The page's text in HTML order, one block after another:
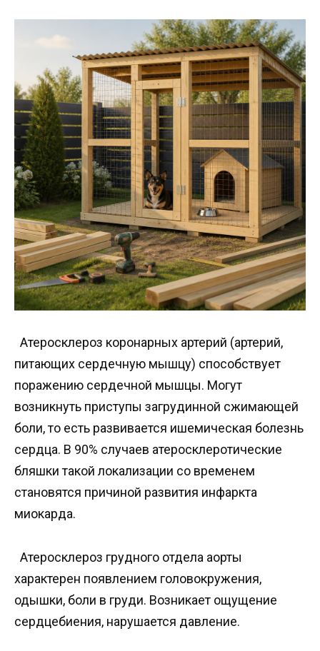
Атеросклероз коронарных артерий (артерий,
питающих сердечную мышцу) способствует
поражению сердечной мышцы. Могут
возникнуть приступы загрудинной сжимающей
боли, то есть развивается ишемическая болезнь
сердца. В 90% случаев атеросклеротические
бляшки такой локализации со временем
становятся причиной развития инфаркта
миокарда.
Атеросклероз грудного отдела аорты
характерен появлением головокружения,
одышки, боли в груди. Возникает ощущение
сердцебиения, нарушается давление.